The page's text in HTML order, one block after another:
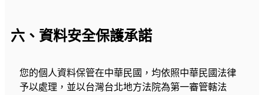
六、資料安全保護承諾
您的個人資料保管在中華民國，均依照中華民國法律
予以處理，並以台灣台北地方法院為第一審管轄法